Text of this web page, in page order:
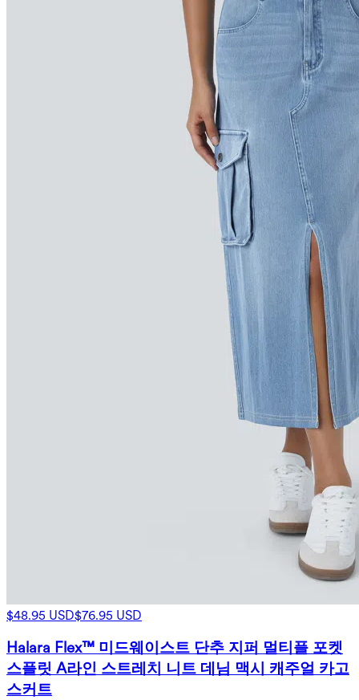
$48.95 USD$76.95 USD
Halara Flex™ 미드웨이스트 단추 지퍼 멀티플 포켓
스플릿 A라인 스트레치 니트 데님 맥시 캐주얼 카고
스커트